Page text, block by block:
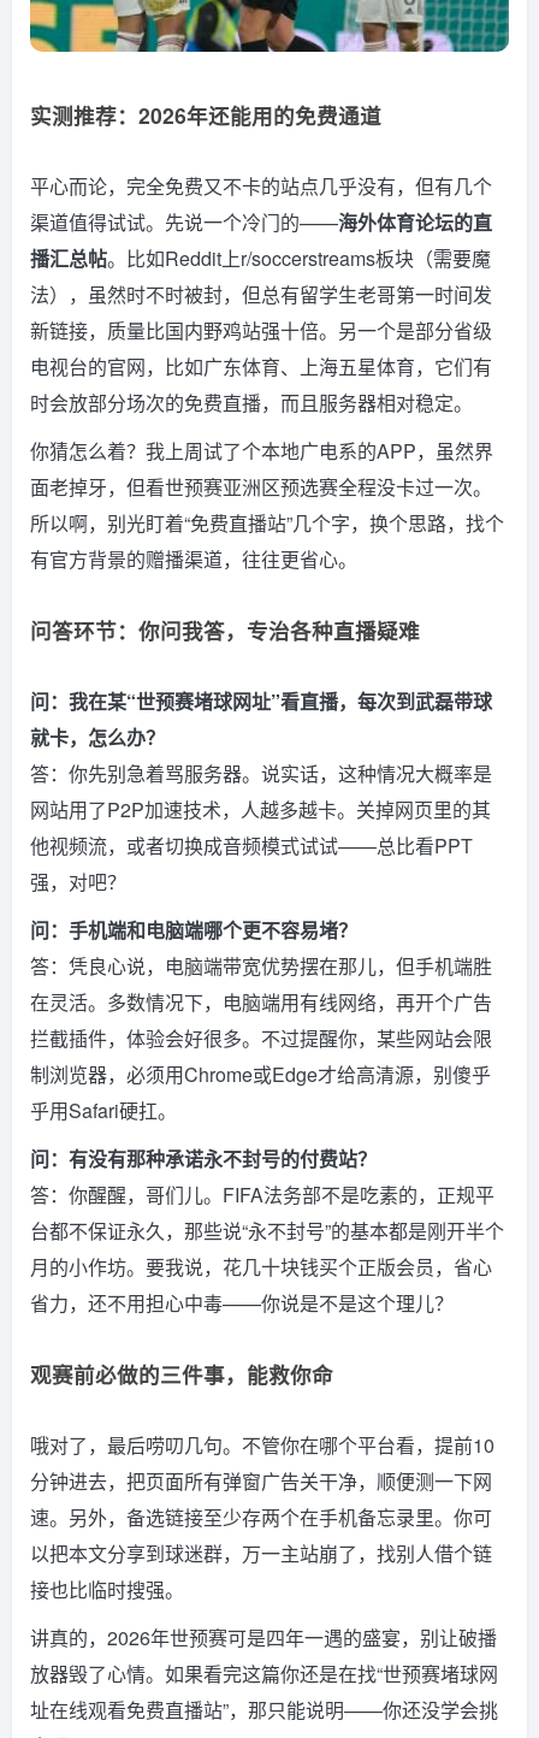
实测推荐：2026年还能用的免费通道
平心而论，完全免费又不卡的站点几乎没有，但有几个
渠道值得试试。先说一个冷门的——海外体育论坛的直
播汇总帖。比如Reddit上r/soccerstreams板块（需要魔
法），虽然时不时被封，但总有留学生老哥第一时间发
新链接，质量比国内野鸡站强十倍。另一个是部分省级
电视台的官网，比如广东体育、上海五星体育，它们有
时会放部分场次的免费直播，而且服务器相对稳定。
你猜怎么着？我上周试了个本地广电系的APP，虽然界
面老掉牙，但看世预赛亚洲区预选赛全程没卡过一次。
所以啊，别光盯着“免费直播站”几个字，换个思路，找个
有官方背景的赠播渠道，往往更省心。
问答环节：你问我答，专治各种直播疑难
问：我在某“世预赛堵球网址”看直播，每次到武磊带球
就卡，怎么办？
答：你先别急着骂服务器。说实话，这种情况大概率是
网站用了P2P加速技术，人越多越卡。关掉网页里的其
他视频流，或者切换成音频模式试试——总比看PPT
强，对吧？
问：手机端和电脑端哪个更不容易堵？
答：凭良心说，电脑端带宽优势摆在那儿，但手机端胜
在灵活。多数情况下，电脑端用有线网络，再开个广告
拦截插件，体验会好很多。不过提醒你，某些网站会限
制浏览器，必须用Chrome或Edge才给高清源，别傻乎
乎用Safari硬扛。
问：有没有那种承诺永不封号的付费站？
答：你醒醒，哥们儿。FIFA法务部不是吃素的，正规平
台都不保证永久，那些说“永不封号”的基本都是刚开半个
月的小作坊。要我说，花几十块钱买个正版会员，省心
省力，还不用担心中毒——你说是不是这个理儿？
观赛前必做的三件事，能救你命
哦对了，最后唠叨几句。不管你在哪个平台看，提前10
分钟进去，把页面所有弹窗广告关干净，顺便测一下网
速。另外，备选链接至少存两个在手机备忘录里。你可
以把本文分享到球迷群，万一主站崩了，找别人借个链
接也比临时搜强。
讲真的，2026年世预赛可是四年一遇的盛宴，别让破播
放器毁了心情。如果看完这篇你还是在找“世预赛堵球网
址在线观看免费直播站”，那只能说明——你还没学会挑